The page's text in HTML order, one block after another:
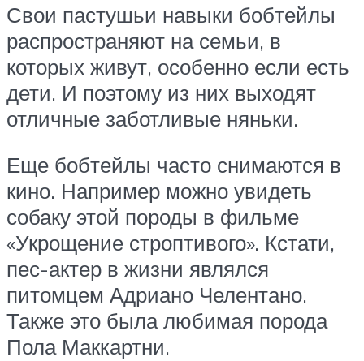
Свои пастушьи навыки бобтейлы
распространяют на семьи, в
которых живут, особенно если есть
дети. И поэтому из них выходят
отличные заботливые няньки.
Еще бобтейлы часто снимаются в
кино. Например можно увидеть
собаку этой породы в фильме
«Укрощение строптивого». Кстати,
пес-актер в жизни являлся
питомцем Адриано Челентано.
Также это была любимая порода
Пола Маккартни.